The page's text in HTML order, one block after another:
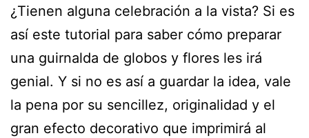
¿Tienen alguna celebración a la vista? Si es
así este tutorial para saber cómo preparar
una guirnalda de globos y flores les irá
genial. Y si no es así a guardar la idea, vale
la pena por su sencillez, originalidad y el
gran efecto decorativo que imprimirá al